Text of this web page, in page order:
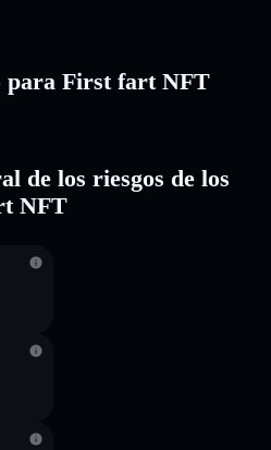
para First fart NFT
de los riesgos de los
NFT